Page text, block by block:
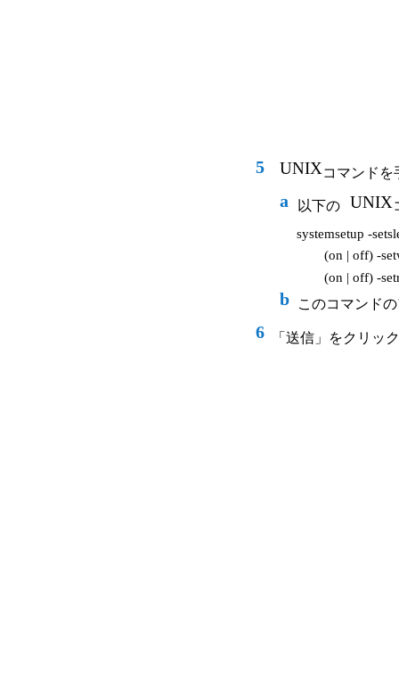
5 UNIXコマンドを
a 以下の UNIX
systemsetup -
(on | off) -
(on | off) -
b このコマンド
6 「送信」をクリッ